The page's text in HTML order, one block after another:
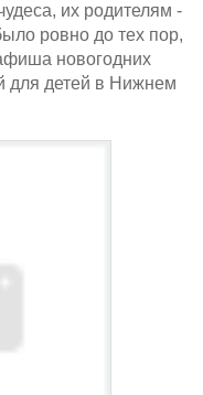
их родителям -
ровно до тех пор,
новогодних
для детей в Нижнем